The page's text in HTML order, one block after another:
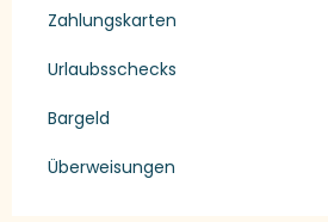
Zahlungskarten
Urlaubsschecks
Bargeld
Überweisungen